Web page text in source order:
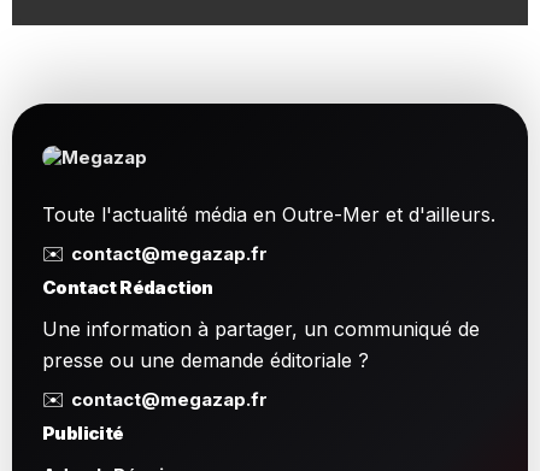
Toute l'actualité média en Outre-Mer et d'ailleurs.
✉️ contact@megazap.fr
Contact Rédaction
Une information à partager, un communiqué de
presse ou une demande éditoriale ?
✉️ contact@megazap.fr
Publicité